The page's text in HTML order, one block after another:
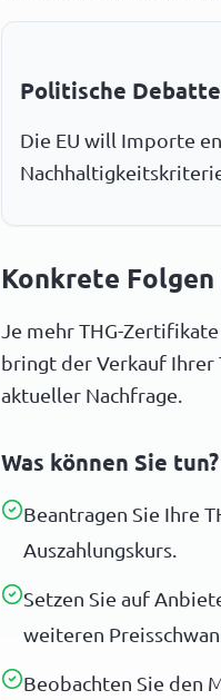
Politische
Die EU will Importe
Konkrete
Je mehr THG-
bringt der Verkauf
aktueller Nachfrage.
Was können Sie tun?
Beantragen Sie Ihre
Auszahlungskurs.
Setzen Sie auf
weiteren
Beobachten Sie den